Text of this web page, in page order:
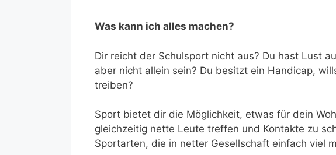
Was kann ich alles machen?
Dir reicht der Schulsport nicht aus? Du hast Lust
aber nicht allein sein? Du besitzt ein Handicap,
treiben?
Sport bietet dir die Möglichkeit, etwas für dein
gleichzeitig nette Leute treffen und Kontakte zu
Sportarten, die in netter Gesellschaft einfach viel